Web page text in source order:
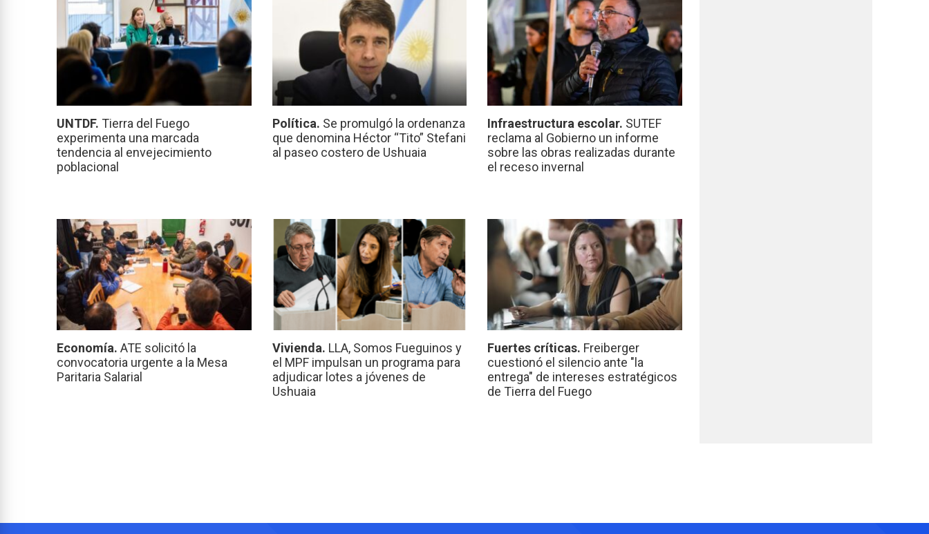
UNTDF. Tierra del Fuego
experimenta una marcada
tendencia al envejecimiento
poblacional
Política. Se promulgó la ordenanza
que denomina Héctor “Tito” Stefani
al paseo costero de Ushuaia
Infraestructura escolar. SUTEF
reclama al Gobierno un informe
sobre las obras realizadas durante
el receso invernal
Economía. ATE solicitó la
convocatoria urgente a la Mesa
Paritaria Salarial
Vivienda. LLA, Somos Fueguinos y
el MPF impulsan un programa para
adjudicar lotes a jóvenes de
Ushuaia
Fuertes críticas. Freiberger
cuestionó el silencio ante "la
entrega" de intereses estratégicos
de Tierra del Fuego